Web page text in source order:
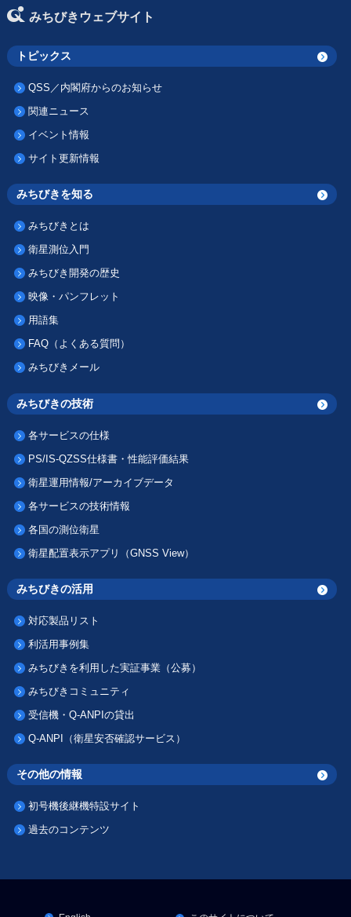
みちびきウェブサイト
トピックス
QSS／内閣府からのお知らせ
関連ニュース
イベント情報
サイト更新情報
みちびきを知る
みちびきとは
衛星測位入門
みちびき開発の歴史
映像・パンフレット
用語集
FAQ（よくある質問）
みちびきメール
みちびきの技術
各サービスの仕様
PS/IS-QZSS仕様書・性能評価結果
衛星運用情報/アーカイブデータ
各サービスの技術情報
各国の測位衛星
衛星配置表示アプリ（GNSS View）
みちびきの活用
対応製品リスト
利活用事例集
みちびきを利用した実証事業（公募）
みちびきコミュニティ
受信機・Q-ANPIの貸出
Q-ANPI（衛星安否確認サービス）
その他の情報
初号機後継機特設サイト
過去のコンテンツ